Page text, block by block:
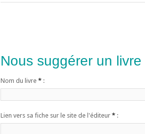
Nous suggérer un
Nom du livre * :
Lien vers sa fiche sur le site de l'éditeur * :